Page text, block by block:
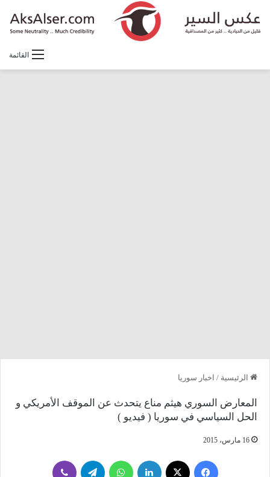
القائمة
الرئيسية / اخبار سوريا
المعارض السوري هيثم مناع يتحدث عن الموقف الأمريكي و
الحل السياسي في سوريا ( فيديو )
16 مارس، 2015
فيسبوك لينكدإن واتساب تيلقرام